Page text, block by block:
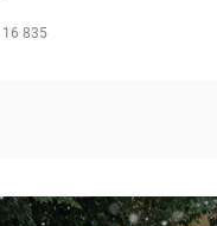
16 835